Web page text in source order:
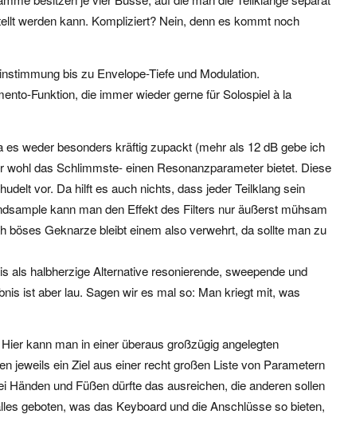
werden kann. Kompliziert? Nein, denn es kommt noch
bis zu Envelope-Tiefe und Modulation.
Funktion, die immer wieder gerne für Solospiel à la
es weder besonders kräftig zupackt (mehr als 12 dB gebe ich
das Schlimmste- einen Resonanzparameter bietet. Diese
vor. Da hilft es auch nichts, dass jeder Teilklang sein
kann man den Effekt des Filters nur äußerst mühsam
böses Geknarze bleibt einem also verwehrt, da sollte man zu
als halbherzige Alternative resonierende, sweepende und
ist aber lau. Sagen wir es mal so: Man kriegt mit, was
kann man in einer überaus großzügig angelegten
jeweils ein Ziel aus einer recht großen Liste von Parametern
und Füßen dürfte das ausreichen, die anderen sollen
geboten, was das Keyboard und die Anschlüsse so bieten,